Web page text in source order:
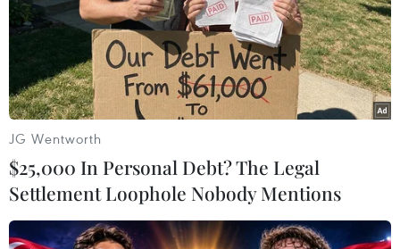
(Vietnam+)
JG Wentworth
$25,000 In Personal Debt? The Legal
Settlement Loophole Nobody Mentions